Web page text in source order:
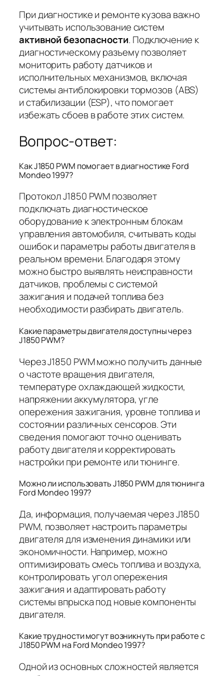
При диагностике и ремонте кузова важно
учитывать использование систем
активной безопасности. Подключение к
диагностическому разъему позволяет
мониторить работу датчиков и
исполнительных механизмов, включая
системы антиблокировки тормозов (ABS)
и стабилизации (ESP), что помогает
избежать сбоев в работе этих систем.
Вопрос-ответ:
Как J1850 PWM помогает в диагностике Ford
Mondeo 1997?
Протокол J1850 PWM позволяет
подключать диагностическое
оборудование к электронным блокам
управления автомобиля, считывать коды
ошибок и параметры работы двигателя в
реальном времени. Благодаря этому
можно быстро выявлять неисправности
датчиков, проблемы с системой
зажигания и подачей топлива без
необходимости разбирать двигатель.
Какие параметры двигателя доступны через
J1850 PWM?
Через J1850 PWM можно получить данные
о частоте вращения двигателя,
температуре охлаждающей жидкости,
напряжении аккумулятора, угле
опережения зажигания, уровне топлива и
состоянии различных сенсоров. Эти
сведения помогают точно оценивать
работу двигателя и корректировать
настройки при ремонте или тюнинге.
Можно ли использовать J1850 PWM для тюнинга
Ford Mondeo 1997?
Да, информация, получаемая через J1850
PWM, позволяет настроить параметры
двигателя для изменения динамики или
экономичности. Например, можно
оптимизировать смесь топлива и воздуха,
контролировать угол опережения
зажигания и адаптировать работу
системы впрыска под новые компоненты
двигателя.
Какие трудности могут возникнуть при работе с
J1850 PWM на Ford Mondeo 1997?
Одной из основных сложностей является